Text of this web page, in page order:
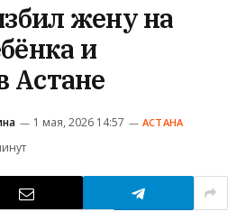
жену на
и
Астане
1 мая, 2026 14:57 АСТАНА